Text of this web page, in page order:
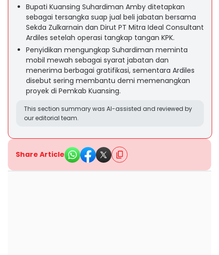
Bupati Kuansing Suhardiman Amby ditetapkan
sebagai tersangka suap jual beli jabatan bersama
Sekda Zulkarnain dan Dirut PT Mitra Ideal Consultant
Ardiles setelah operasi tangkap tangan KPK.
Penyidikan mengungkap Suhardiman meminta
mobil mewah sebagai syarat jabatan dan
menerima berbagai gratifikasi, sementara Ardiles
disebut sering membantu demi memenangkan
proyek di Pemkab Kuansing.
This section summary was AI-assisted and reviewed by
our editorial team.
Share Article